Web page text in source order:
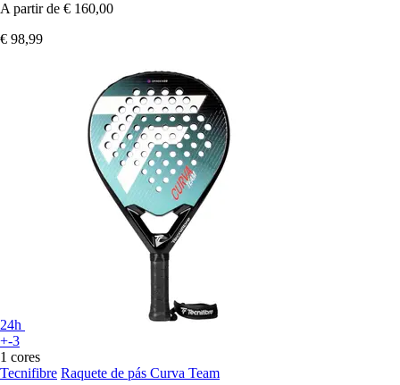
A partir de € 160,00
€ 98,99
24h
+-3
1 cores
Tecnifibre Raquete de pás Curva Team